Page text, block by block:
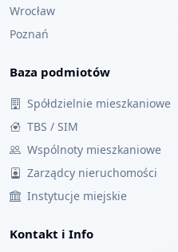
Wrocław
Poznań
Baza podmiotów
Spółdzielnie mieszkaniowe
TBS / SIM
Wspólnoty mieszkaniowe
Zarządcy nieruchomości
Instytucje miejskie
Kontakt i Info